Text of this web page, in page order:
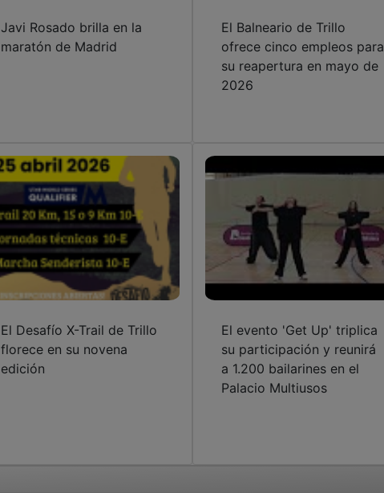
Javi Rosado brilla en la
maratón de Madrid
El Balneario de Trillo
ofrece cinco empleos para
su reapertura en mayo de
2026
El Desafío X-Trail de Trillo
florece en su novena
edición
El evento 'Get Up' triplica
su participación y reunirá
a 1.200 bailarines en el
Palacio Multiusos